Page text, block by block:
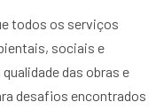
todos os serviços
sociais e
das obras e
desafios encontrados